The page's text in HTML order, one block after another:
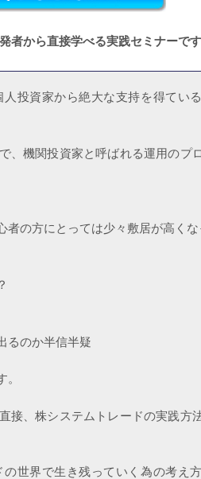
者から直接学べる実践セミナーで
投資家から絶大な支持を得てい
、機関投資家と呼ばれる運用のプ
者の方にとっては少々敷居が高く
のか半信半疑
接、株システムトレードの実践方
世界で生き残っていく為の考え